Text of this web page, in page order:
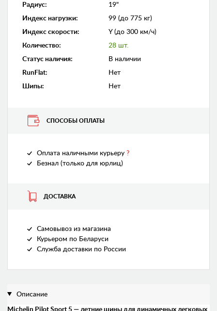
Радиус:
19"
Индекс нагрузки:
99 (до 775 кг)
Индекс скорости:
Y (до 300 км/ч)
Количество:
28 шт.
Статус наличия:
В наличии
RunFlat:
Нет
Шипы: Нет
СПОСОБЫ ОПЛАТЫ
Оплата наличными курьеру ?
Безнал (только для юрлиц)
ДОСТАВКА
Самовывоз из магазина
Курьером по Беларуси
Служба доставки по России
Описание
Michelin Pilot Sport 5 — летние шины для динамичных легковых